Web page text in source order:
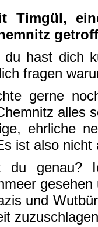
Timgül,
du hast dich
fragen
gerne
alles
ehrliche
ist also nicht
du genau?
und